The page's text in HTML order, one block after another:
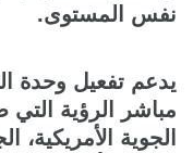
نفس المستوى.
مباشر الرؤية
الجوية الأمريكية،